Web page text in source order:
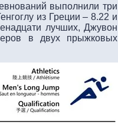
выполнили три
из Греции – 8.22 и
лучших, Джувон
в двух прыжковых